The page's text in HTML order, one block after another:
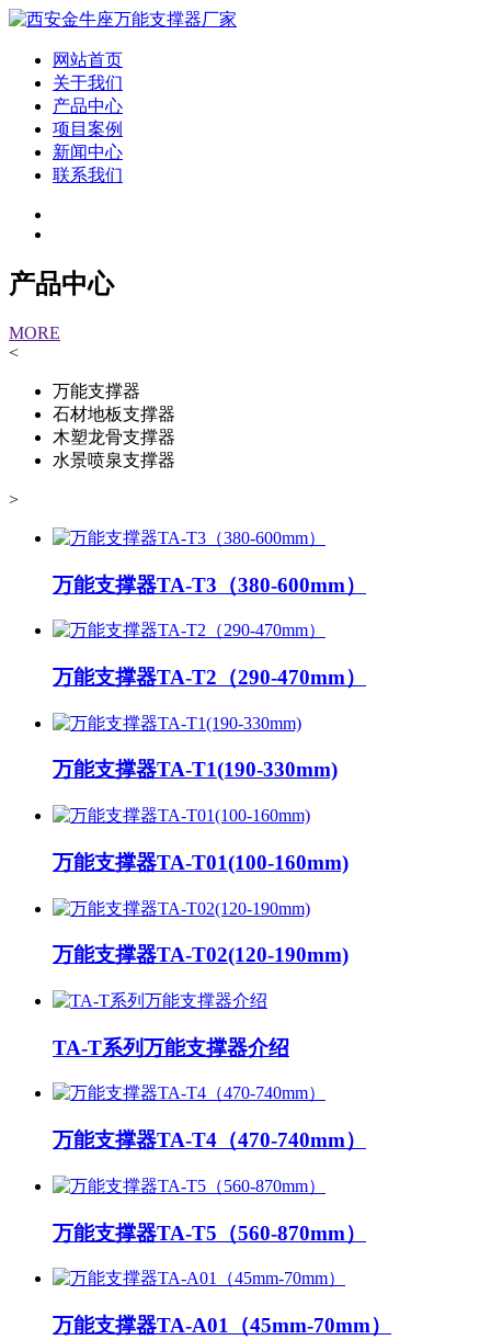
网站首页
关于我们
产品中心
项目案例
新闻中心
联系我们
产品中心
MORE
<
万能支撑器
石材地板支撑器
木塑龙骨支撑器
水景喷泉支撑器
>
万能支撑器TA-T3（380-600mm）
万能支撑器TA-T2（290-470mm）
万能支撑器TA-T1(190-330mm)
万能支撑器TA-T01(100-160mm)
万能支撑器TA-T02(120-190mm)
TA-T系列万能支撑器介绍
万能支撑器TA-T4（470-740mm）
万能支撑器TA-T5（560-870mm）
万能支撑器TA-A01（45mm-70mm）